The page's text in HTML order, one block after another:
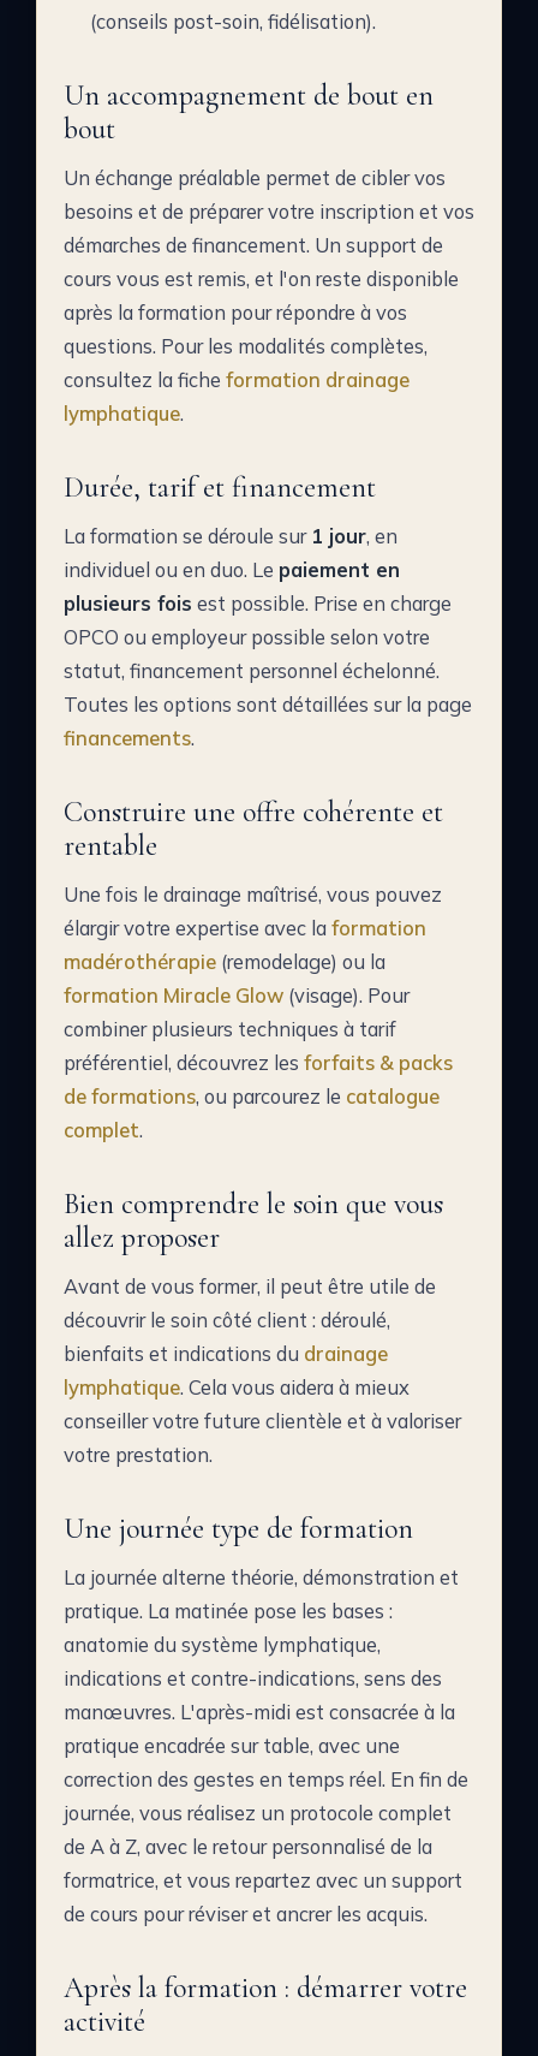
(conseils post-soin, fidélisation).
Un accompagnement de bout en
bout
Un échange préalable permet de cibler vos
besoins et de préparer votre inscription et vos
démarches de financement. Un support de
cours vous est remis, et l'on reste disponible
après la formation pour répondre à vos
questions. Pour les modalités complètes,
consultez la fiche formation drainage
lymphatique.
Durée, tarif et financement
La formation se déroule sur 1 jour, en
individuel ou en duo. Le paiement en
plusieurs fois est possible. Prise en charge
OPCO ou employeur possible selon votre
statut, financement personnel échelonné.
Toutes les options sont détaillées sur la page
financements.
Construire une offre cohérente et
rentable
Une fois le drainage maîtrisé, vous pouvez
élargir votre expertise avec laformation
madérothérapie (remodelage) ou la
formation Miracle Glow (visage). Pour
combiner plusieurs techniques à tarif
préférentiel, découvrez les forfaits & packs
de formations, ou parcourez le catalogue
complet.
Bien comprendre le soin que vous
allez proposer
Avant de vous former, il peut être utile de
découvrir le soin côté client : déroulé,
bienfaits et indications du drainage
lymphatique. Cela vous aidera à mieux
conseiller votre future clientèle et à valoriser
votre prestation.
Une journée type de formation
La journée alterne théorie, démonstration et
pratique. La matinée pose les bases :
anatomie du système lymphatique,
indications et contre-indications, sens des
manœuvres. L'après-midi est consacrée à la
pratique encadrée sur table, avec une
correction des gestes en temps réel. En fin de
journée, vous réalisez un protocole complet
de A à Z, avec le retour personnalisé de la
formatrice, et vous repartez avec un support
de cours pour réviser et ancrer les acquis.
Après la formation : démarrer votre
activité